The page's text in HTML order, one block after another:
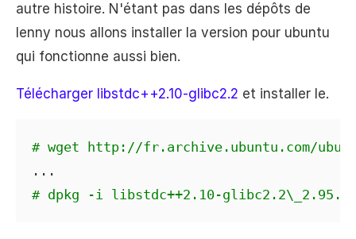
autre histoire. N'étant pas dans les dépôts de
lenny nous allons installer la version pour ubuntu
qui fonctionne aussi bien.
Télécharger libstdc++2.10-glibc2.2 et installer le.
# wget http://fr.archive.ubuntu.com/
# dpkg -i libstdc++2.10-glibc2.2\_2.95.4-